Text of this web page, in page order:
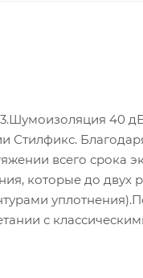
40
всего срока
которые до
с